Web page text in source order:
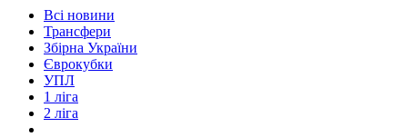
Всі новини
Трансфери
Збірна України
Єврокубки
УПЛ
1 ліга
2 ліга